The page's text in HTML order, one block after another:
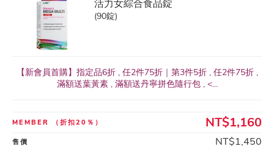
活力女綜合食品錠
(90錠)
【新會員首購】指定品6折 , 任2件75折｜第3件5折 , 任2件75折 ,
滿額送葉黃素 , 滿額送丹寧拼色隨行包 , <...
MEMBER （折扣20％） NT$1,160
售價 NT$1,450